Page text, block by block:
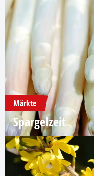
Märkte
Spargelzeit